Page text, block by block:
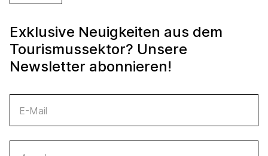
Exklusive Neuigkeiten aus dem
Tourismussektor? Unsere
Newsletter abonnieren!
E-Mail